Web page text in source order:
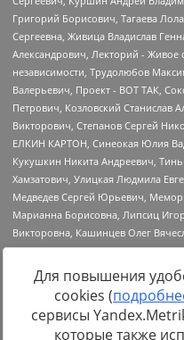
https://
inostrannyih-agentov-22-
Для повышения
cookies (
сервисы
которые также